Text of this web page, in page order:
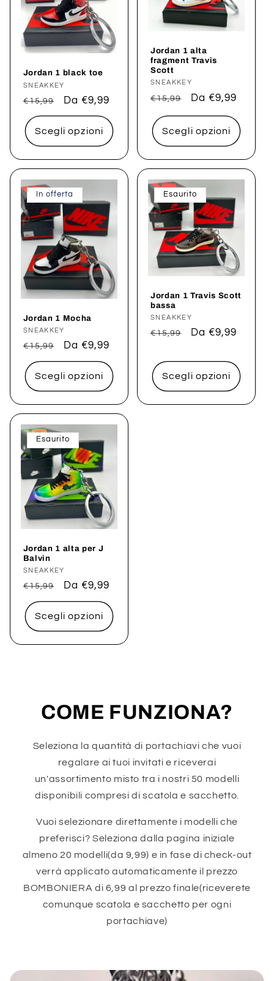
Jordan 1 black toe
Produttore:
SNEAKKEY
Prezzo
di
listino
€15,99
Prezzo
scontato
Da €9,99
Scegli opzioni
Jordan 1 alta
fragment Travis
Scott
Produttore:
SNEAKKEY
Prezzo
listino
€15,99
Prezzo
scontato
Da €9,99
Scegli opzioni
In offerta
Jordan 1 Mocha
Produttore:
SNEAKKEY
Prezzo
listino
€15,99
Prezzo
scontato
Da €9,99
Scegli opzioni
Esaurito
Jordan 1 Travis Scott
bassa
Produttore:
SNEAKKEY
Prezzo
listino
€15,99
Prezzo
Da €9,99
Scegli opzioni
Esaurito
Jordan 1 alta per J
Balvin
Produttore:
SNEAKKEY
Prezzo
listino
€15,99
Prezzo
scontato
Da €9,99
Scegli opzioni
COME FUNZIONA?
Seleziona la quantità di portachiavi che vuoi
regalare ai tuoi invitati e riceverai
un'assortimento misto tra i nostri 50 modelli
disponibili compresi di scatola e sacchetto.
Vuoi selezionare direttamente i modelli che
preferisci? Seleziona dalla pagina iniziale
almeno 20 modelli(da 9,99) e in fase di check-out
verrà applicato automaticamente il prezzo
BOMBONIERA di 6,99 al prezzo finale(riceverete
comunque scatola e sacchetto per ogni
portachiave)